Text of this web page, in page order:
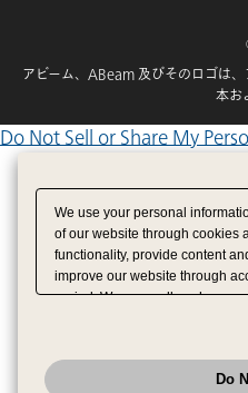
アビーム、ABeam 及びそのロゴは
本お
Do Not Sell or Share My
We use your personal
of our website through cookies
functionality, provide content
improve our website through
period. We may sell or share
analytics service partners.
have provided to them or that
analyze and optimize
have the right to opt out ofDo